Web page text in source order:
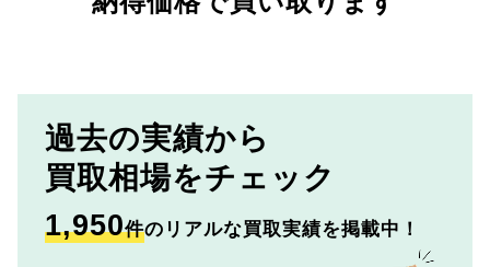
過去の実績から
買取相場をチェック
1,950件のリアルな買取実績を掲載中！